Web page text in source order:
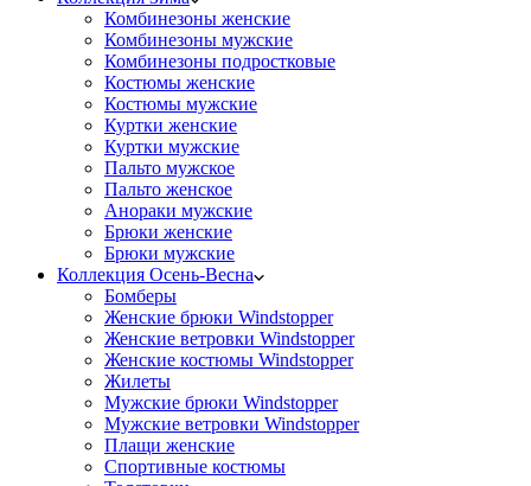
Комбинезоны женские
Комбинезоны мужские
Комбинезоны подростковые
Костюмы женские
Костюмы мужские
Куртки женские
Куртки мужские
Пальто мужское
Пальто женское
Анораки мужские
Брюки женские
Брюки мужские
Коллекция Осень-Весна
Бомберы
Женские брюки Windstopper
Женские ветровки Windstopper
Женские костюмы Windstopper
Жилеты
Мужские брюки Windstopper
Мужские ветровки Windstopper
Плащи женские
Спортивные костюмы